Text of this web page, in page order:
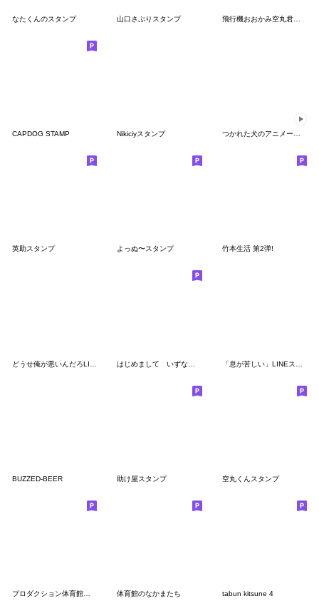
なたくんのスタンプ 山口さぷりスタンプ 飛行機おおかみ空丸君スタンプ
CAPDOG STAMP Nikiciyスタンプ
英助スタンプ よっぬ〜スタンプ 竹本生活 第2弹!
BUZZED-BEER 助け屋スタンプ 空丸くんスタンプ
プロダクション体育館スタンプ 2025 体育館のなかまたち tabun kitsune 4